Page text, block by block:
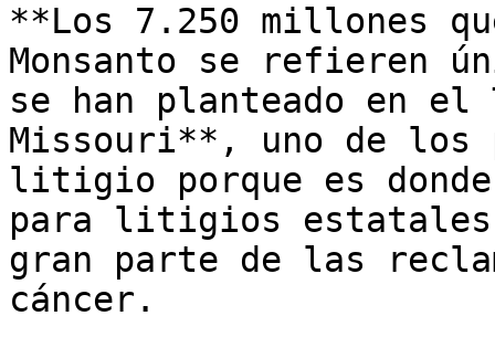
**Los 7.250 millones
Monsanto se refieren
se han planteado en el
Missouri**, uno de los
litigio porque es donde
para litigios estatales
gran parte de las
cáncer.